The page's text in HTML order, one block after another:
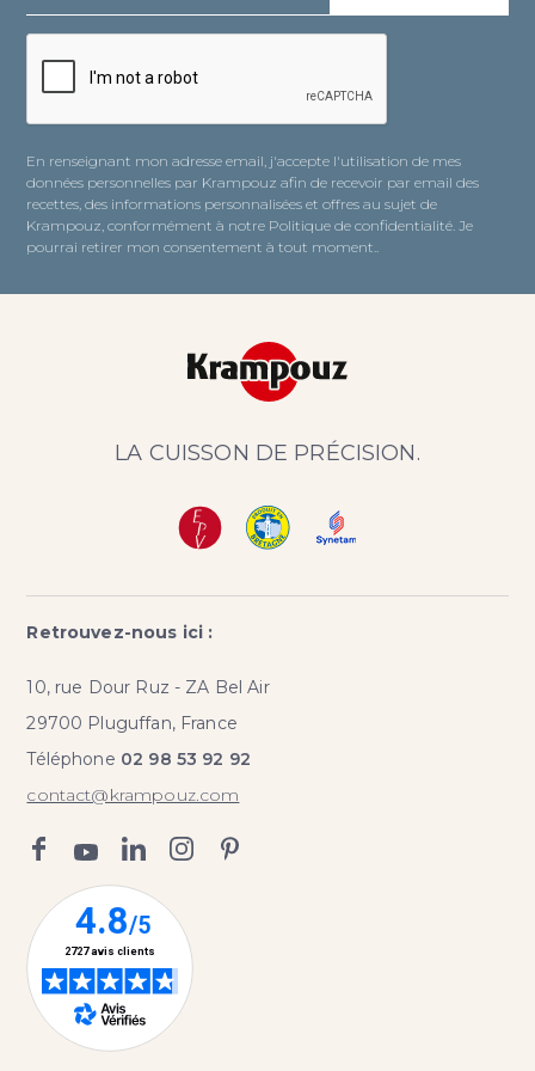
En renseignant mon adresse email, j'accepte l'utilisation de mes
données personnelles par Krampouz afin de recevoir par email des
recettes, des informations personnalisées et offres au sujet de
Krampouz, conformément à notre Politique de confidentialité. Je
pourrai retirer mon consentement à tout moment..
LA CUISSON DE PRÉCISION.
Retrouvez-nous ici :
10, rue Dour Ruz - ZA Bel Air
29700 Pluguffan, France
Téléphone 02 98 53 92 92
contact@krampouz.com